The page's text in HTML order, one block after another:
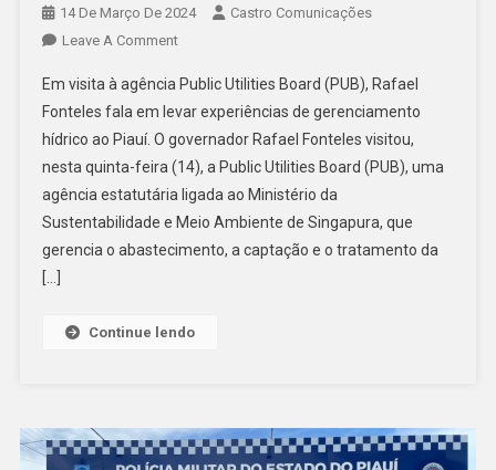
14 De Março De 2024
Castro Comunicações
Leave A Comment
Em visita à agência Public Utilities Board (PUB), Rafael
Fonteles fala em levar experiências de gerenciamento
hídrico ao Piauí. O governador Rafael Fonteles visitou,
nesta quinta-feira (14), a Public Utilities Board (PUB), uma
agência estatutária ligada ao Ministério da
Sustentabilidade e Meio Ambiente de Singapura, que
gerencia o abastecimento, a captação e o tratamento da
[…]
Continue lendo